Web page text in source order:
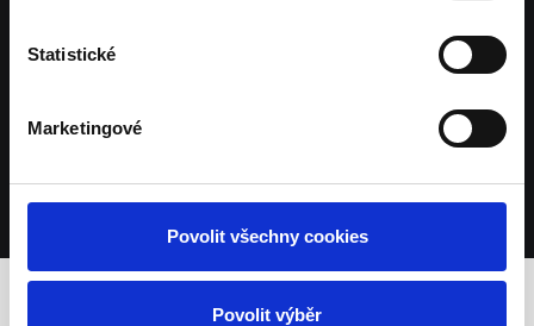
Statistické
Marketingové
Povolit všechny cookies
Povolit výběr